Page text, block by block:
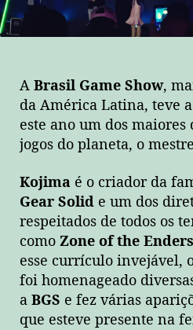
A Brasil Game Show,
da América Latina, teve
este ano um dos maiores
jogos do planeta, o mestre
Kojima é o criador da
Gear Solid e um dos
respeitados de todos os
como Zone of the Enders
esse currículo invejável,
foi homenageado
a BGS e fez várias
que esteve presente na